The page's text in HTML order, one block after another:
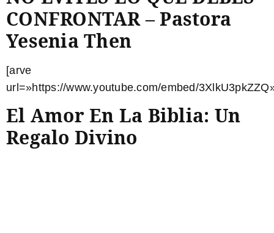
CONFRONTAR – Pastora
Yesenia Then
[arve
url=»https://www.youtube.com/embed/
El Amor En La Biblia: Un
Regalo Divino